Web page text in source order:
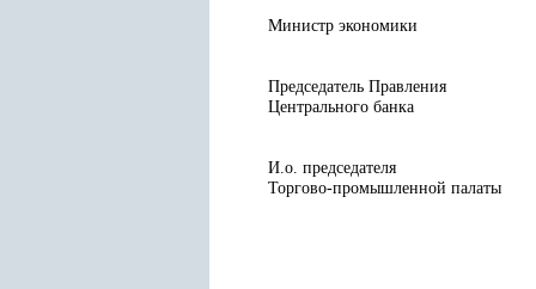
Министр экономики
Председатель Правления
Центрального банка
И.о. председателя
Торгово-промышленной палаты